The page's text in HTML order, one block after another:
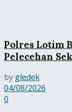
Polres Lotim
Pelecehan
by gledek
04/08/2026
0